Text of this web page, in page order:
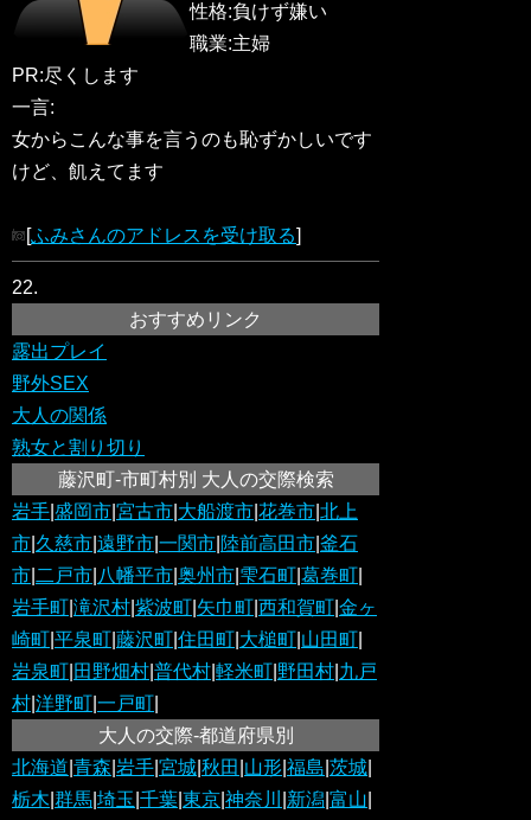
性格:負けず嫌い
職業:主婦
PR:尽くします
一言:
女からこんな事を言うのも恥ずかしいです
けど、飢えてます
[ふみさんのアドレスを受け取る]
22.
おすすめリンク
露出プレイ
野外SEX
大人の関係
熟女と割り切り
藤沢町-市町村別 大人の交際検索
岩手 盛岡市 宮古市 大船渡市 花巻市 北上
市 久慈市 遠野市 一関市 陸前高田市 釜石
市 二戸市 八幡平市 奥州市 雫石町 葛巻町
岩手町 滝沢村 紫波町 矢巾町 西和賀町 金ヶ
崎町 平泉町 藤沢町 住田町 大槌町 山田町
岩泉町 田野畑村 普代村 軽米町 野田村 九戸
村 洋野町 一戸町
大人の交際-都道府県別
北海道 青森 岩手 宮城 秋田 山形 福島 茨城
栃木 群馬 埼玉 千葉 東京 神奈川 新潟 富山